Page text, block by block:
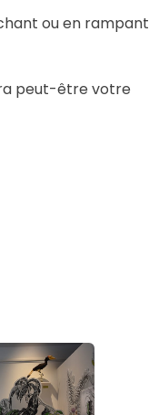
ou en rampant
peut-être votre